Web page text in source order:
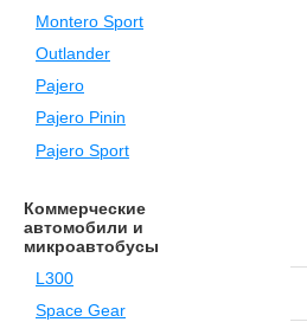
Montero Sport
Outlander
Pajero
Pajero Pinin
Pajero Sport
Коммерческие
автомобили и
микроавтобусы
L300
Space Gear